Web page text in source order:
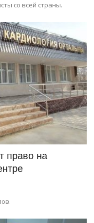
со всей страны.
право на